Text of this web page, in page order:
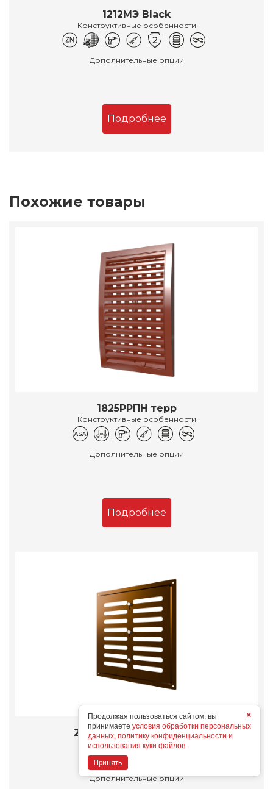
1212МЭ Black
Конструктивные особенности
Дополнительные опции
Подробнее
Похожие товары
1825РРПН терр
Конструктивные особенности
Дополнительные опции
Подробнее
2525MER Metallic brown
Конструктивные особенности
Дополнительные опции
×
Продолжая пользоваться сайтом, вы
принимаете условия обработки персональных
данных, политику конфиденциальности и
использования куки файлов.
Принять